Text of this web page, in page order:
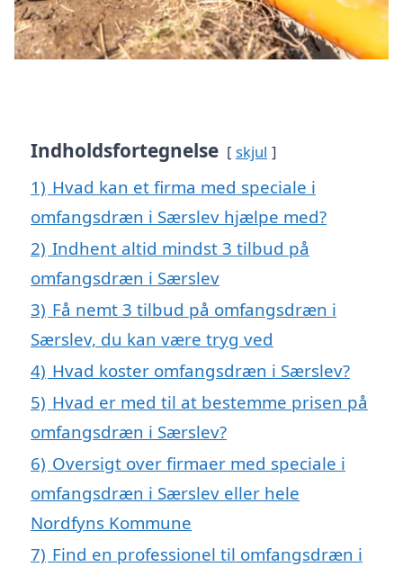
Indholdsfortegnelse skjul
1) Hvad kan et firma med speciale i
omfangsdræn i Særslev hjælpe med?
2) Indhent altid mindst 3 tilbud på
omfangsdræn i Særslev
3) Få nemt 3 tilbud på omfangsdræn i
Særslev, du kan være tryg ved
4) Hvad koster omfangsdræn i Særslev?
5) Hvad er med til at bestemme prisen på
omfangsdræn i Særslev?
6) Oversigt over firmaer med speciale i
omfangsdræn i Særslev eller hele
Nordfyns Kommune
7) Find en professionel til omfangsdræn i